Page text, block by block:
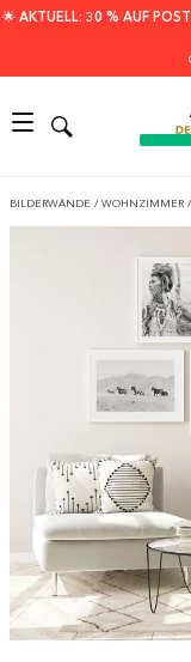
🌟 AKTUELL: 30 % AUF
BILDERWÄNDE / WOHNZIMMER /